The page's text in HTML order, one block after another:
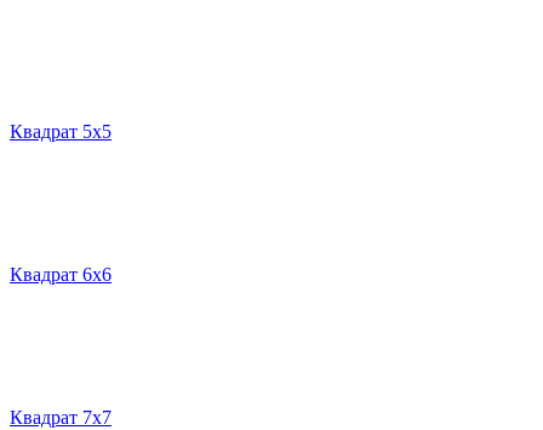
Квадрат 5х5
Квадрат 6х6
Квадрат 7х7